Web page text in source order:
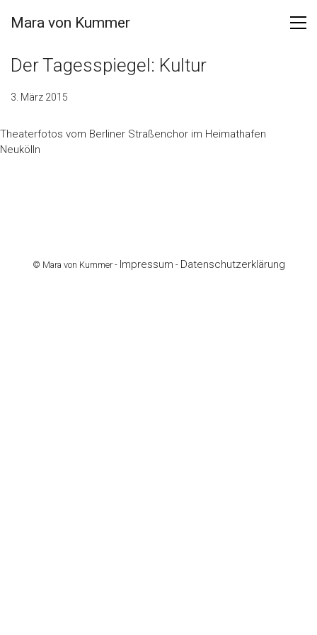
Mara von Kummer
Der Tagesspiegel: Kultur
3. März 2015
Theaterfotos vom Berliner Straßenchor im Heimathafen
Neukölln
© Mara von Kummer - Impressum - Datenschutzerklärung